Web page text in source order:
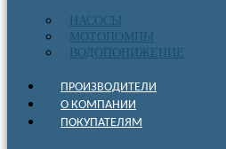
НАСОСЫ
МОТОПОМПЫ
ВОДОПОНИЖЕНИЕ
ПРОИЗВОДИТЕЛИ
О КОМПАНИИ
ПОКУПАТЕЛЯМ